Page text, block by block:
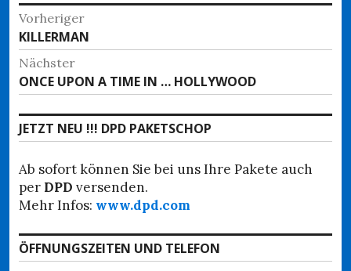
Beitragsnavigation
Vorheriger
Vorheriger
Beitrag:
KILLERMAN
Nächster
Nächster
Beitrag:
ONCE UPON A TIME IN … HOLLYWOOD
JETZT NEU !!! DPD PAKETSCHOP
Ab sofort können Sie bei uns Ihre Pakete auch
per DPD versenden.
Mehr Infos: www.dpd.com
ÖFFNUNGSZEITEN UND TELEFON